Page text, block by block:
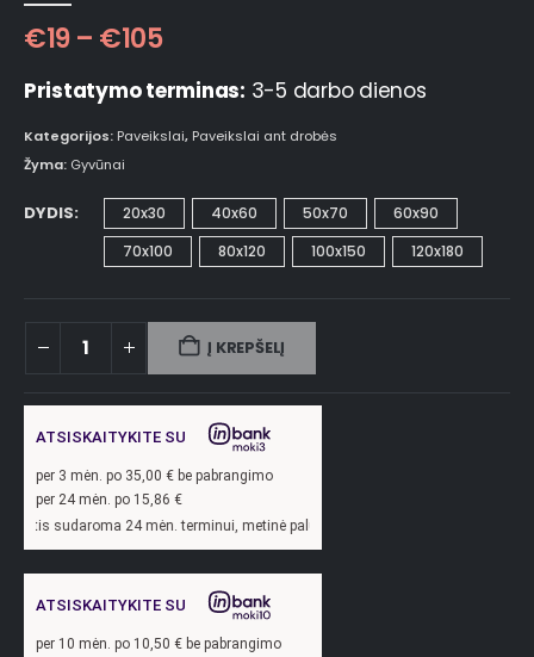
€19 – €105
Pristatymo terminas: 3-5 darbo dienos
Kategorijos: Paveikslai, Paveikslai ant drobės
Žyma: Gyvūnai
DYDIS 20x30 40x60 50x70
60x90
70x100
80x120 100x150 120x180
Į KREPŠELĮ
ATSISKAITYKITE SU
per 3 mėn. po 35,00 € be pabrangimo
per 24 mėn. po 15,86 €
24 mėn. terminui, metinė palūkanų norma –13,9
ATSISKAITYKITE SU
per 10 mėn. po 10,50 € be pabrangimo